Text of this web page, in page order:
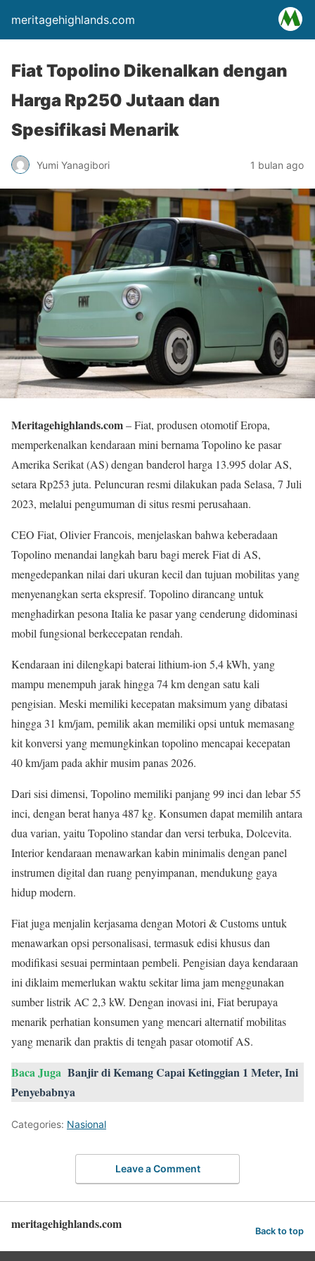
meritagehighlands.com
Fiat Topolino Dikenalkan dengan
Harga Rp250 Jutaan dan
Spesifikasi Menarik
Yumi Yanagibori 1 bulan ago
Meritagehighlands.com– Fiat, produsen otomotif Eropa,
memperkenalkan kendaraan mini bernama Topolino ke pasar
Amerika Serikat (AS) dengan banderol harga 13.995 dolar AS,
setara Rp253 juta. Peluncuran resmi dilakukan pada Selasa, 7 Juli
2023, melalui pengumuman di situs resmi perusahaan.
CEO Fiat, Olivier Francois, menjelaskan bahwa keberadaan
Topolino menandai langkah baru bagi merek Fiat di AS,
mengedepankan nilai dari ukuran kecil dan tujuan mobilitas yang
menyenangkan serta ekspresif. Topolino dirancang untuk
menghadirkan pesona Italia ke pasar yang cenderung didominasi
mobil fungsional berkecepatan rendah.
Kendaraan ini dilengkapi baterai lithium-ion 5,4 kWh, yang
mampu menempuh jarak hingga 74 km dengan satu kali
pengisian. Meski memiliki kecepatan maksimum yang dibatasi
hingga 31 km/jam, pemilik akan memiliki opsi untuk memasang
kit konversi yang memungkinkan topolino mencapai kecepatan
40 km/jam pada akhir musim panas 2026.
Dari sisi dimensi, Topolino memiliki panjang 99 inci dan lebar 55
inci, dengan berat hanya 487 kg. Konsumen dapat memilih antara
dua varian, yaitu Topolino standar dan versi terbuka, Dolcevita.
Interior kendaraan menawarkan kabin minimalis dengan panel
instrumen digital dan ruang penyimpanan, mendukung gaya
hidup modern.
Fiat juga menjalin kerjasama dengan Motori & Customs untuk
menawarkan opsi personalisasi, termasuk edisi khusus dan
modifikasi sesuai permintaan pembeli. Pengisian daya kendaraan
ini diklaim memerlukan waktu sekitar lima jam menggunakan
sumber listrik AC 2,3 kW. Dengan inovasi ini, Fiat berupaya
menarik perhatian konsumen yang mencari alternatif mobilitas
yang menarik dan praktis di tengah pasar otomotif AS.
Baca Juga Banjir di Kemang Capai Ketinggian 1 Meter, Ini
Penyebabnya
Categories: Nasional
Leave a Comment
meritagehighlands.com Back to top